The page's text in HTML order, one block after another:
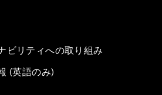
ビリティへの取り組み
(英語のみ)